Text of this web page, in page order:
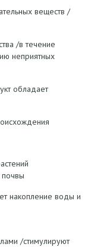
веществ /
/в течение
неприятных
обладает
накопление воды и
/стимулируют